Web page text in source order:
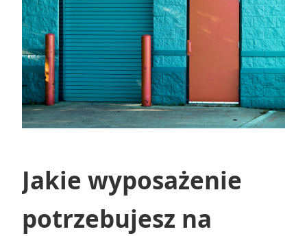
Jakie wyposażenie
potrzebujesz na